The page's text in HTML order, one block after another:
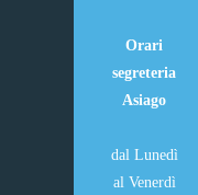
Orari
segreteria
Asiago
dal Lunedì
al Venerdì